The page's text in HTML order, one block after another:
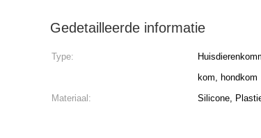
Gedetailleerde informatie
Type:
kom, hondkom
Materiaal: Silicone,